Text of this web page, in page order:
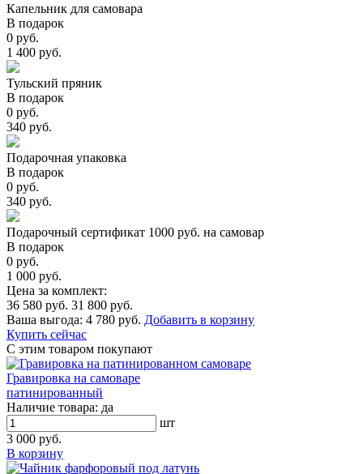
Капельник для самовара
В подарок
0 руб.
1 400 руб.
Тульский пряник
В подарок
0 руб.
340 руб.
Подарочная упаковка
В подарок
0 руб.
340 руб.
Подарочный сертификат 1000 руб. на самовар
В подарок
0 руб.
1 000 руб.
Цена за комплект:
36 580 руб. 31 800 руб.
Ваша выгода: 4 780 руб. Добавить в корзину
Купить сейчас
С этим товаром покупают
Гравировка на самоваре
патинированный
Наличие товара: да
шт
3 000 руб.
В корзину